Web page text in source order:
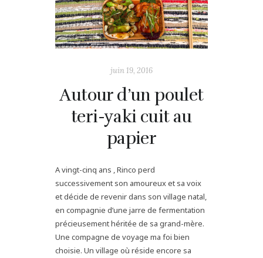
juin 19, 2016
Autour d’un poulet
teri-yaki cuit au
papier
A vingt-cinq ans , Rinco perd
successivement son amoureux et sa voix
et décide de revenir dans son village natal,
en compagnie d’une jarre de fermentation
précieusement héritée de sa grand-mère.
Une compagne de voyage ma foi bien
choisie. Un village où réside encore sa